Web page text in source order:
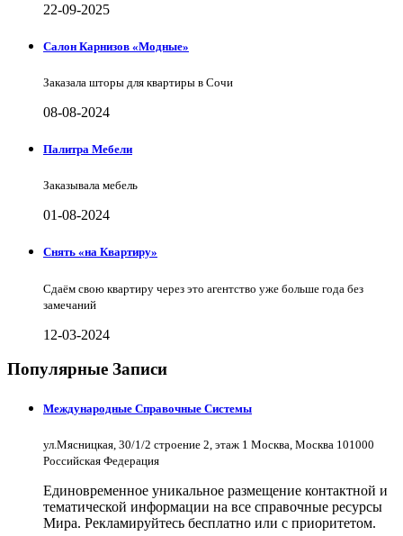
22-09-2025
Салон Карнизов «Модные»
Заказала шторы для квартиры в Сочи
08-08-2024
Палитра Мебели
Заказывала мебель
01-08-2024
Снять «на Квартиру»
Сдаём свою квартиру через это агентство уже больше года без
замечаний
12-03-2024
Популярные Записи
Международные Справочные Системы
ул.Мясницкая, 30/1/2 строение 2, этаж 1 Москва, Москва 101000
Российская Федерация
Единовременное уникальное размещение контактной и
тематической информации на все справочные ресурсы
Мира. Рекламируйтесь бесплатно или с приоритетом.